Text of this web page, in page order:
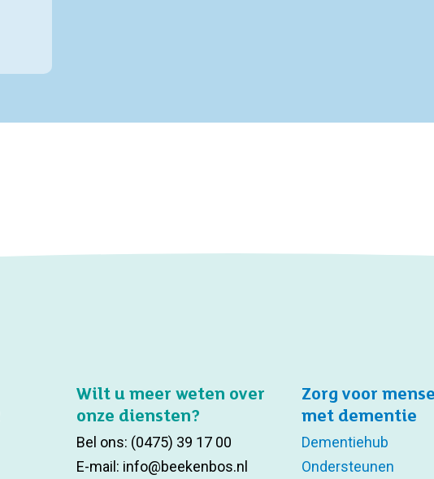
Wilt u meer weten over
onze diensten?
Bel ons: (0475) 39 17 00
E-mail: info@beekenbos.nl
Zorg voor
met dementie
Dementiehub
Ondersteunen